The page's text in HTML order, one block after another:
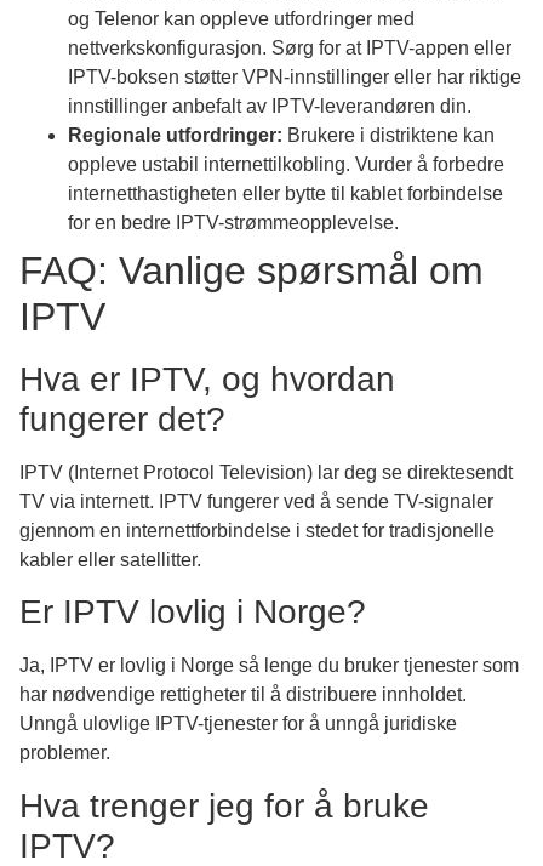
og Telenor kan oppleve utfordringer med
nettverkskonfigurasjon. Sørg for at IPTV-appen eller
IPTV-boksen støtter VPN-innstillinger eller har riktige
innstillinger anbefalt av IPTV-leverandøren din.
Regionale utfordringer: Brukere i distriktene kan
oppleve ustabil internettilkobling. Vurder å forbedre
internetthastigheten eller bytte til kablet forbindelse
for en bedre IPTV-strømmeopplevelse.
FAQ: Vanlige spørsmål om
IPTV
Hva er IPTV, og hvordan
fungerer det?
IPTV (Internet Protocol Television) lar deg se direktesendt
TV via internett. IPTV fungerer ved å sende TV-signaler
gjennom en internettforbindelse i stedet for tradisjonelle
kabler eller satellitter.
Er IPTV lovlig i Norge?
Ja, IPTV er lovlig i Norge så lenge du bruker tjenester som
har nødvendige rettigheter til å distribuere innholdet.
Unngå ulovlige IPTV-tjenester for å unngå juridiske
problemer.
Hva trenger jeg for å bruke
IPTV?